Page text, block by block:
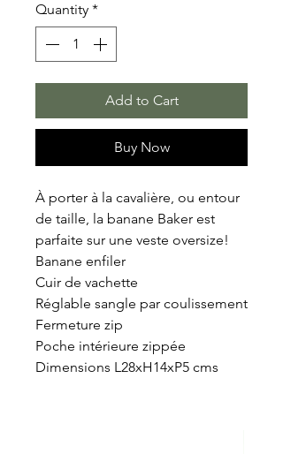
Quantity *
Add to Cart
Buy Now
À porter à la cavalière, ou entour
de taille, la banane Baker est
parfaite sur une veste oversize!
Banane enfiler
Cuir de vachette
Réglable sangle par coulissement
Fermeture zip
Poche intérieure zippée
Dimensions L28xH14xP5 cms